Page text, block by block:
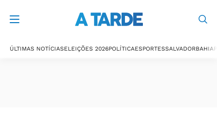
ÚLTIMAS NOTÍCIASELEIÇÕES 2026POLÍTICAESPORTESSALVADORBAHIA